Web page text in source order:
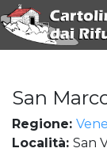
San
Regione:
Località: San